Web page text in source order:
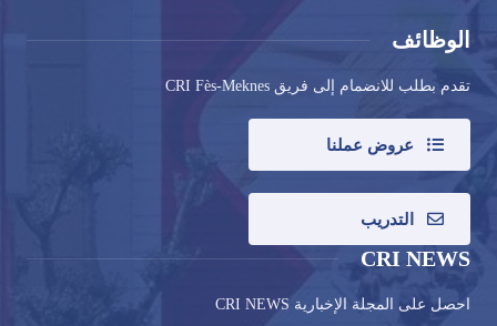
الوظائف
تقدم بطلب للانضمام إلى فريق CRI Fès-Meknes
عروض عملنا
التدريب
CRI NEWS
احصل على المجلة الإخبارية CRI NEWS